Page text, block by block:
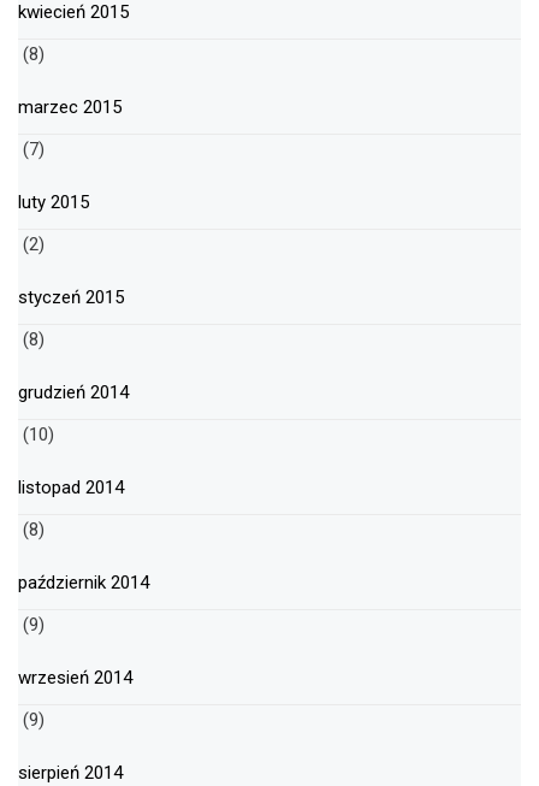
kwiecień 2015
(8)
marzec 2015
(7)
luty 2015
(2)
styczeń 2015
(8)
grudzień 2014
(10)
listopad 2014
(8)
październik 2014
(9)
wrzesień 2014
(9)
sierpień 2014